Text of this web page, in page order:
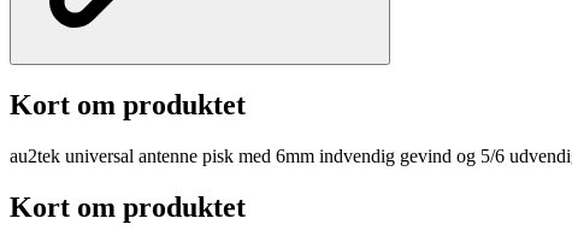
Kort om produktet
au2tek universal antenne pisk med 6mm indvendig gevind og 5/6
Kort om produktet